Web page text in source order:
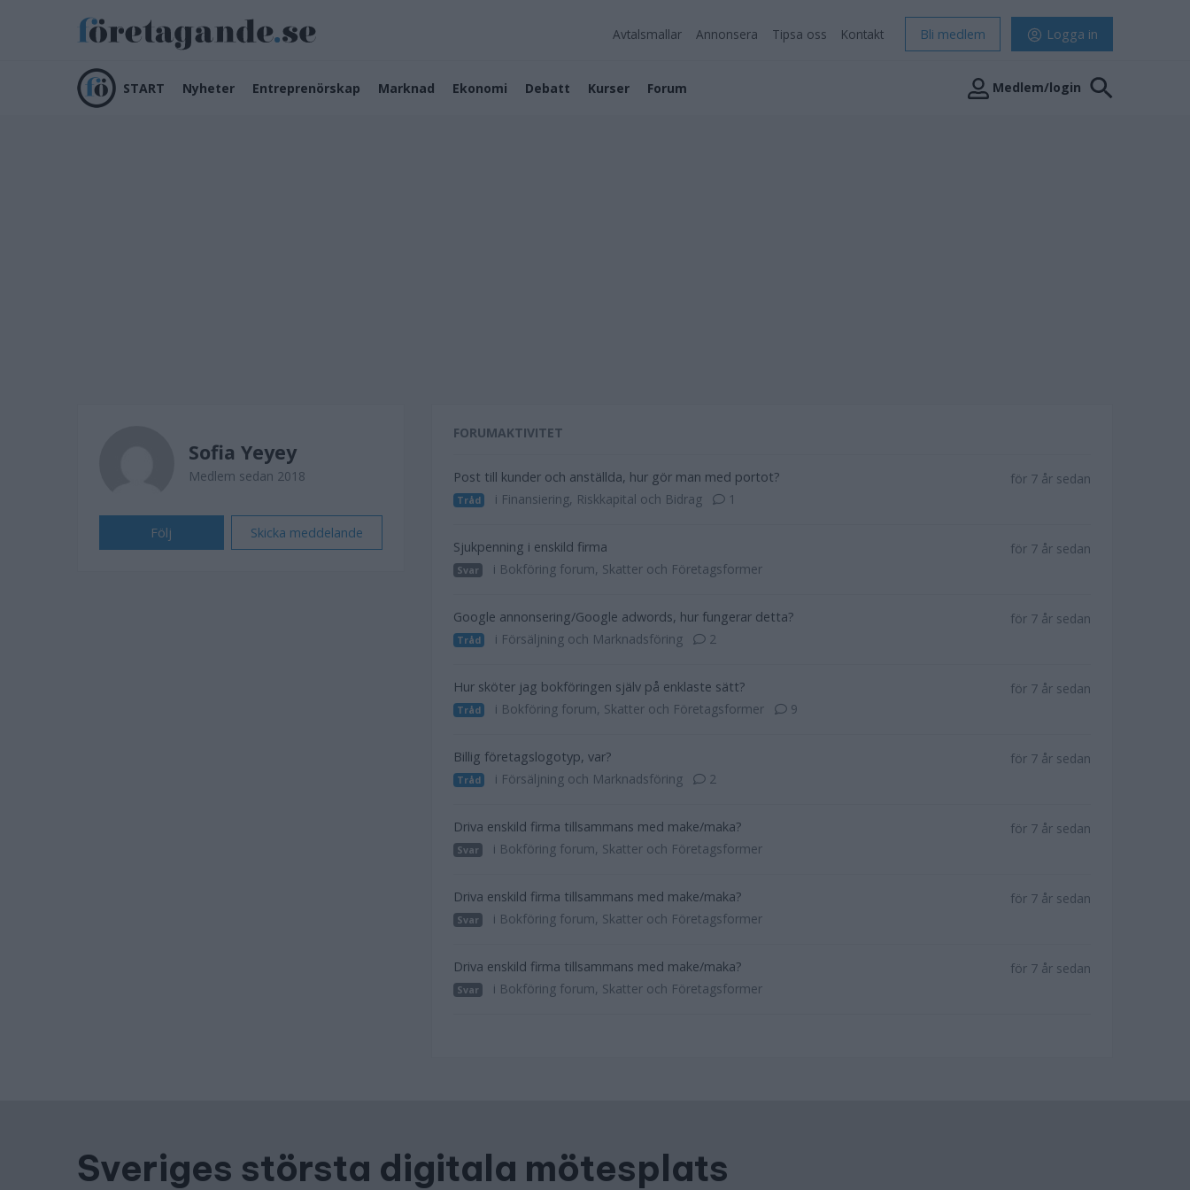
Avtalsmallar Annonsera Tipsa oss Kontakt Bli medlem Logga in
START Nyheter Entreprenörskap Marknad Ekonomi Debatt Kurser Forum Medlem/login
Sofia Yeyey
Medlem sedan 2018
Följ Skicka meddelande
FORUMAKTIVITET
Post till kunder och anställda, hur gör man med portot?
Tråd i Finansiering, Riskkapital och Bidrag 1
för 7 år sedan
Sjukpenning i enskild firma
Svar i Bokföring forum, Skatter och Företagsformer
för 7 år sedan
Google annonsering/Google adwords, hur fungerar detta?
Tråd i Försäljning och Marknadsföring 2
för 7 år sedan
Hur sköter jag bokföringen själv på enklaste sätt?
Tråd i Bokföring forum, Skatter och Företagsformer 9
för 7 år sedan
Billig företagslogotyp, var?
Tråd i Försäljning och Marknadsföring 2
för 7 år sedan
Driva enskild firma tillsammans med make/maka?
Svar i Bokföring forum, Skatter och Företagsformer
för 7 år sedan
Driva enskild firma tillsammans med make/maka?
Svar i Bokföring forum, Skatter och Företagsformer
för 7 år sedan
Driva enskild firma tillsammans med make/maka?
Svar i Bokföring forum, Skatter och Företagsformer
för 7 år sedan
Sveriges största digitala mötesplats